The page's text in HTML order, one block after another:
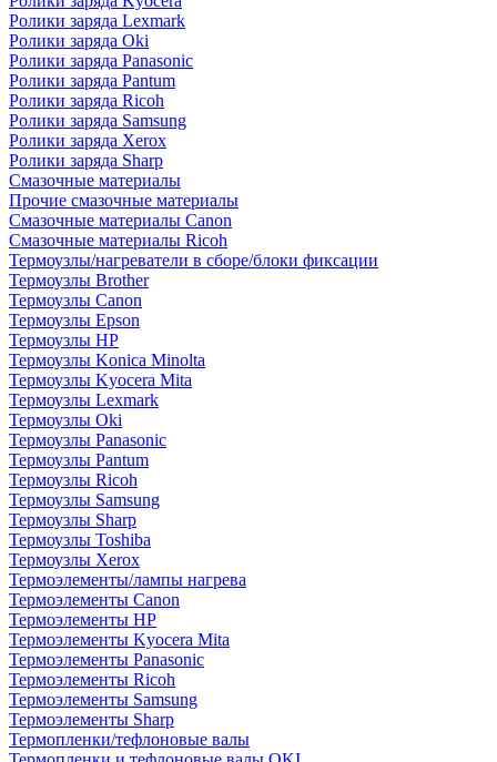
Ролики заряда Lexmark
Ролики заряда Oki
Ролики заряда Panasonic
Ролики заряда Pantum
Ролики заряда Ricoh
Ролики заряда Samsung
Ролики заряда Xerox
Ролики заряда Sharp
Смазочные материалы
Прочие смазочные материалы
Смазочные материалы Canon
Смазочные материалы Ricoh
Термоузлы/нагреватели в сборе/блоки фиксации
Термоузлы Brother
Термоузлы Canon
Термоузлы Epson
Термоузлы HP
Термоузлы Konica Minolta
Термоузлы Kyocera Mita
Термоузлы Lexmark
Термоузлы Oki
Термоузлы Panasonic
Термоузлы Pantum
Термоузлы Ricoh
Термоузлы Samsung
Термоузлы Sharp
Термоузлы Toshiba
Термоузлы Xerox
Термоэлементы/лампы нагрева
Термоэлементы Canon
Термоэлементы HP
Термоэлементы Kyocera Mita
Термоэлементы Panasonic
Термоэлементы Ricoh
Термоэлементы Samsung
Термоэлементы Sharp
Термопленки/тефлоновые валы